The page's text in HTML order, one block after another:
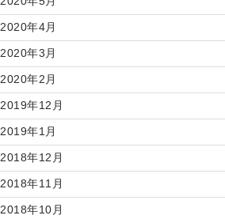
2020年4月
2020年3月
2020年2月
2019年12月
2019年1月
2018年12月
2018年11月
2018年10月